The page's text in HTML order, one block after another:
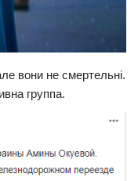
вони не смертельні.
группа.